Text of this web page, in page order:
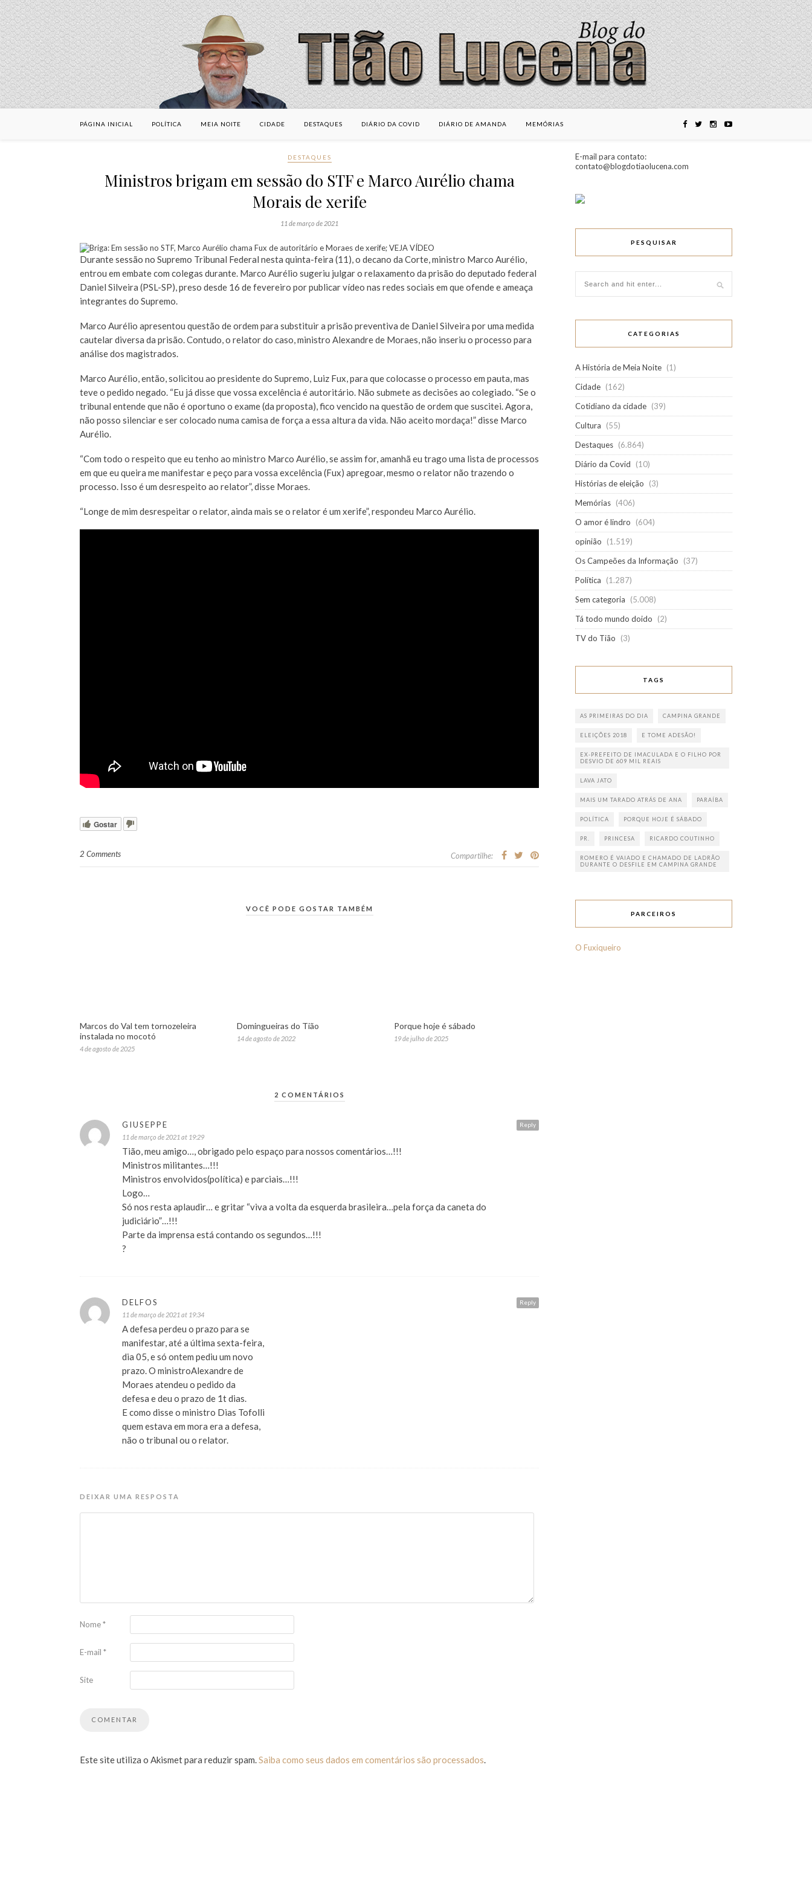
PÁGINA INICIAL POLÍTICA MEIA NOITE CIDADE DESTAQUES DIÁRIO DA COVID DIÁRIO DE AMANDA MEMÓRIAS
DESTAQUES
Ministros brigam em sessão do STF e Marco Aurélio chama
Morais de xerife
11 de março de 2021
Durante sessão no Supremo Tribunal Federal nesta quinta-feira (11), o decano da Corte, ministro Marco Aurélio,
entrou em embate com colegas durante. Marco Aurélio sugeriu julgar o relaxamento da prisão do deputado federal
Daniel Silveira (PSL-SP), preso desde 16 de fevereiro por publicar vídeo nas redes sociais em que ofende e ameaça
integrantes do Supremo.
Marco Aurélio apresentou questão de ordem para substituir a prisão preventiva de Daniel Silveira por uma medida
cautelar diversa da prisão. Contudo, o relator do caso, ministro Alexandre de Moraes, não inseriu o processo para
análise dos magistrados.
Marco Aurélio, então, solicitou ao presidente do Supremo, Luiz Fux, para que colocasse o processo em pauta, mas
teve o pedido negado. “Eu já disse que vossa excelência é autoritário. Não submete as decisões ao colegiado. “Se o
tribunal entende que não é oportuno o exame (da proposta), fico vencido na questão de ordem que suscitei. Agora,
não posso silenciar e ser colocado numa camisa de força a essa altura da vida. Não aceito mordaça!” disse Marco
Aurélio.
“Com todo o respeito que eu tenho ao ministro Marco Aurélio, se assim for, amanhã eu trago uma lista de processos
em que eu queira me manifestar e peço para vossa excelência (Fux) apregoar, mesmo o relator não trazendo o
processo. Isso é um desrespeito ao relator”, disse Moraes.
“Longe de mim desrespeitar o relator, ainda mais se o relator é um xerife”, respondeu Marco Aurélio.
Gostar
2 Comments Compartilhe:
VOCÊ PODE GOSTAR TAMBÉM
Marcos do Val tem tornozeleira
instalada no mocotó
4 de agosto de 2025
Domingueiras do Tião
14 de agosto de 2022
Porque hoje é sábado
19 de julho de 2025
2 COMENTÁRIOS
Reply
GIUSEPPE
11 de março de 2021 at 19:29
Tião, meu amigo…, obrigado pelo espaço para nossos comentários…!!!
Ministros militantes…!!!
Ministros envolvidos(política) e parciais…!!!
Logo…
Só nos resta aplaudir… e gritar “viva a volta da esquerda brasileira…pela força da caneta do
judiciário”…!!!
Parte da imprensa está contando os segundos…!!!
?
Reply
DELFOS
11 de março de 2021 at 19:34
A defesa perdeu o prazo para se
manifestar, até a última sexta-feira,
dia 05, e só ontem pediu um novo
prazo. O ministroAlexandre de
Moraes atendeu o pedido da
defesa e deu o prazo de 1t dias.
E como disse o ministro Dias Tofolli
quem estava em mora era a defesa,
não o tribunal ou o relator.
DEIXAR UMA RESPOSTA
Nome*
E-mail *
Site
Este site utiliza o Akismet para reduzir spam. Saiba como seus dados em comentários são processados
E-mail para contato:
contato@blogdotiaolucena.com
PESQUISAR
CATEGORIAS
A História de Meia Noite (1)
Cidade (162)
Cotidiano da cidade (39)
Cultura
(55)
Destaques (6.864)
Diário da Covid
(10)
Histórias de eleição
(3)
Memórias (406)
O amor é lindro
(604)
opinião
(1.519)
Os Campeões da Informação
(37)
Política
(1.287)
Sem categoria
(5.008)
Tá todo mundo doido
(2)
TV do Tião
(3)
TAGS
AS PRIMEIRAS DO DIA CAMPINA GRANDE
ELEIÇÕES 2018 E TOME ADESÃO!
EX-PREFEITO DE IMACULADA E O FILHO POR
DESVIO DE 609 MIL REAIS
LAVA JATO
MAIS UM TARADO ATRÁS DE ANA PARAÍBA
POLÍTICA PORQUE HOJE É SÁBADO
PR. PRINCESA RICARDO COUTINHO
ROMERO É VAIADO E CHAMADO DE LADRÃO
DURANTE O DESFILE EM CAMPINA GRANDE
PARCEIROS
O Fuxiqueiro